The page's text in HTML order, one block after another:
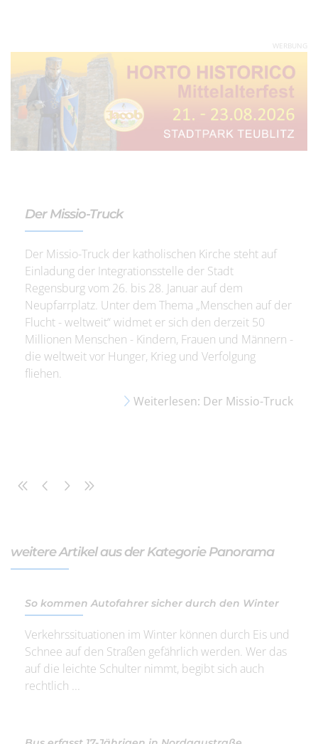
WERBUNG
Der Missio-Truck
Der Missio-Truck der katholischen Kirche steht auf
Einladung der Integrationsstelle der Stadt
Regensburg vom 26. bis 28. Januar auf dem
Neupfarrplatz. Unter dem Thema „Menschen auf der
Flucht - weltweit“ widmet er sich den derzeit 50
Millionen Menschen - Kindern, Frauen und Männern -
die weltweit vor Hunger, Krieg und Verfolgung
fliehen.
Weiterlesen: Der Missio-Truck
weitere Artikel aus der Kategorie Panorama
So kommen Autofahrer sicher durch den Winter
Verkehrssituationen im Winter können durch Eis und
Schnee auf den Straßen gefährlich werden. Wer das
auf die leichte Schulter nimmt, begibt sich auch
rechtlich ...